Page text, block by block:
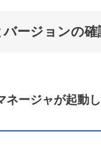
ージョンの確
ネージャが起動